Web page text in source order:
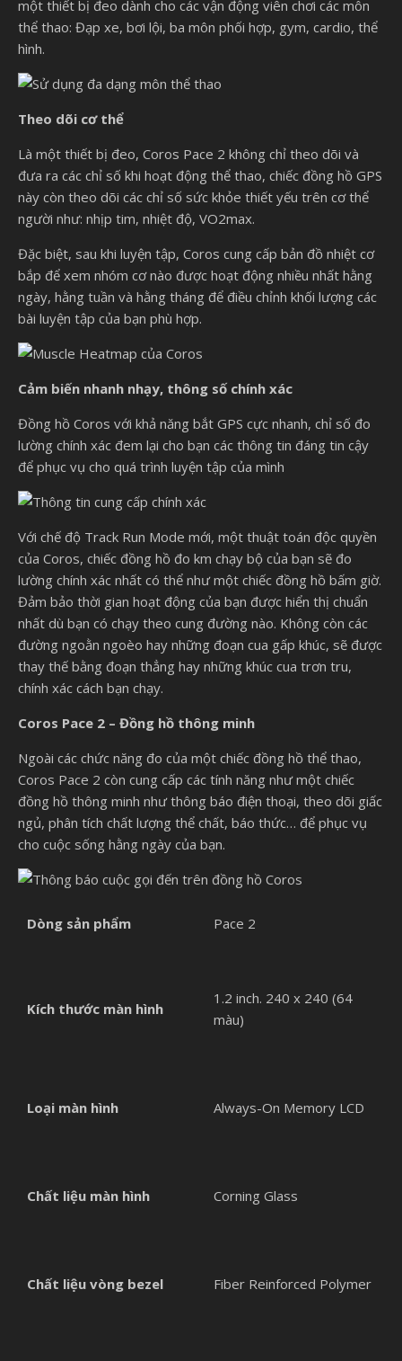
một thiết bị đeo dành cho các vận động viên chơi các môn
thể thao: Đạp xe, bơi lội, ba môn phối hợp, gym, cardio, thể
hình.
Theo dõi cơ thể
Là một thiết bị đeo, Coros Pace 2 không chỉ theo dõi và
đưa ra các chỉ số khi hoạt động thể thao, chiếc đồng hồ GPS
này còn theo dõi các chỉ số sức khỏe thiết yếu trên cơ thể
người như: nhịp tim, nhiệt độ, VO2max.
Đặc biệt, sau khi luyện tập, Coros cung cấp bản đồ nhiệt cơ
bắp để xem nhóm cơ nào được hoạt động nhiều nhất hằng
ngày, hằng tuần và hằng tháng để điều chỉnh khối lượng các
bài luyện tập của bạn phù hợp.
Cảm biến nhanh nhạy, thông số chính xác
Đồng hồ Coros với khả năng bắt GPS cực nhanh, chỉ số đo
lường chính xác đem lại cho bạn các thông tin đáng tin cậy
để phục vụ cho quá trình luyện tập của mình
Với chế độ Track Run Mode mới, một thuật toán độc quyền
của Coros, chiếc đồng hồ đo km chạy bộ của bạn sẽ đo
lường chính xác nhất có thể như một chiếc đồng hồ bấm giờ.
Đảm bảo thời gian hoạt động của bạn được hiển thị chuẩn
nhất dù bạn có chạy theo cung đường nào. Không còn các
đường ngoằn ngoèo hay những đoạn cua gấp khúc, sẽ được
thay thế bằng đoạn thẳng hay những khúc cua trơn tru,
chính xác cách bạn chạy.
Coros Pace 2 – Đồng hồ thông minh
Ngoài các chức năng đo của một chiếc đồng hồ thể thao,
Coros Pace 2 còn cung cấp các tính năng như một chiếc
đồng hồ thông minh như thông báo điện thoại, theo dõi giấc
ngủ, phân tích chất lượng thể chất, báo thức… để phục vụ
cho cuộc sống hằng ngày của bạn.
Dòng sản phẩm Pace 2
Kích thước màn hình
1.2 inch. 240 x 240 (64
màu)
Loại màn hình Always-On Memory LCD
Chất liệu màn hình Corning Glass
Chất liệu vòng bezel Fiber Reinforced Polymer